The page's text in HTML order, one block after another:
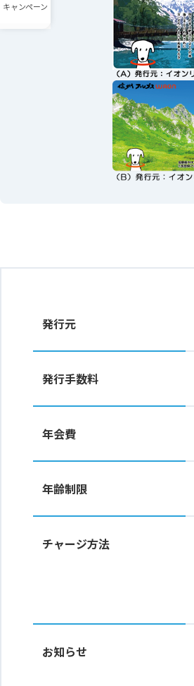
キャンペーン
発行元
発行手数料
年会費
年齢制限
チャージ方法
お知らせ